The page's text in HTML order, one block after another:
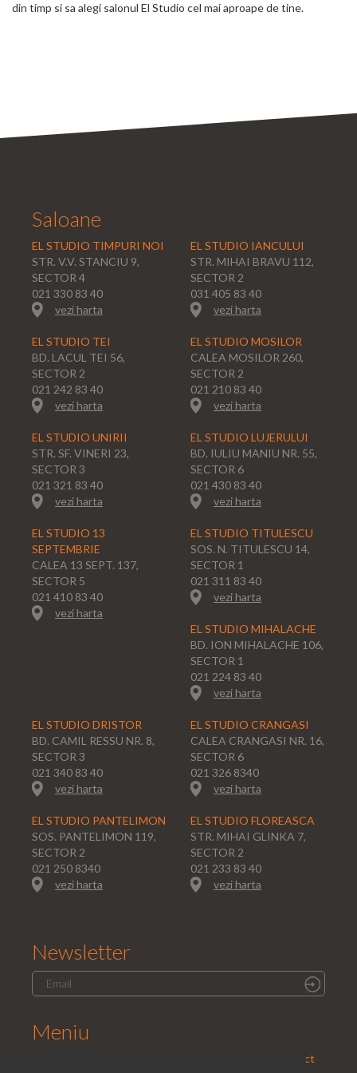
din timp si sa alegi salonul El Studio cel mai aproape de tine.
Saloane
EL STUDIO TIMPURI NOI
STR. V.V. STANCIU 9,
SECTOR 4
021 330 83 40
vezi harta
EL STUDIO IANCULUI
STR. MIHAI BRAVU 112,
SECTOR 2
031 405 83 40
vezi harta
EL STUDIO TEI
BD. LACUL TEI 56,
SECTOR 2
021 242 83 40
vezi harta
EL STUDIO MOSILOR
CALEA MOSILOR 260,
SECTOR 2
021 210 83 40
vezi harta
EL STUDIO UNIRII
STR. SF. VINERI 23,
SECTOR 3
021 321 83 40
vezi harta
EL STUDIO LUJERULUI
BD. IULIU MANIU NR. 55,
SECTOR 6
021 430 83 40
vezi harta
EL STUDIO 13
SEPTEMBRIE
CALEA 13 SEPT. 137,
SECTOR 5
021 410 83 40
vezi harta
EL STUDIO TITULESCU
SOS. N. TITULESCU 14,
SECTOR 1
021 311 83 40
vezi harta
EL STUDIO MIHALACHE
BD. ION MIHALACHE 106,
SECTOR 1
021 224 83 40
vezi harta
EL STUDIO DRISTOR
BD. CAMIL RESSU NR. 8,
SECTOR 3
021 340 83 40
vezi harta
EL STUDIO CRANGASI
CALEA CRANGASI NR. 16,
SECTOR 6
021 326 8340
vezi harta
EL STUDIO PANTELIMON
SOS. PANTELIMON 119,
SECTOR 2
021 250 8340
vezi harta
EL STUDIO FLOREASCA
STR. MIHAI GLINKA 7,
SECTOR 2
021 233 83 40
vezi harta
Newsletter
Meniu
Contact